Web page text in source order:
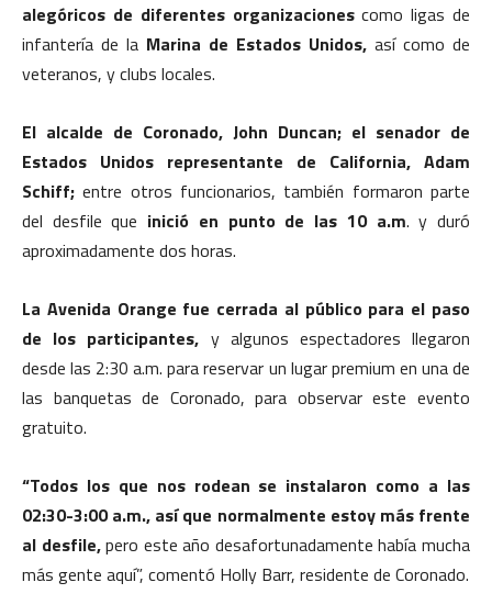
alegóricos de diferentes organizacionescomo ligas de
infantería de la Marina de Estados Unidos, así como de
veteranos, y clubs locales.
El alcalde de Coronado, John Duncan; el senador de
Estados Unidos representante de California, Adam
Schiff; entre otros funcionarios, también formaron parte
del desfile que inició en punto de las 10 a.m. y duró
aproximadamente dos horas.
La Avenida Orange fue cerrada al público para el paso
de los participantes, y algunos espectadores llegaron
desde las 2:30 a.m. para reservar un lugar premium en una de
las banquetas de Coronado, para observar este evento
gratuito.
“Todos los que nos rodean se instalaron como a las
02:30-3:00 a.m., así que normalmente estoy más frente
al desfile,pero este año desafortunadamente había mucha
más gente aquí”, comentó Holly Barr, residente de Coronado.